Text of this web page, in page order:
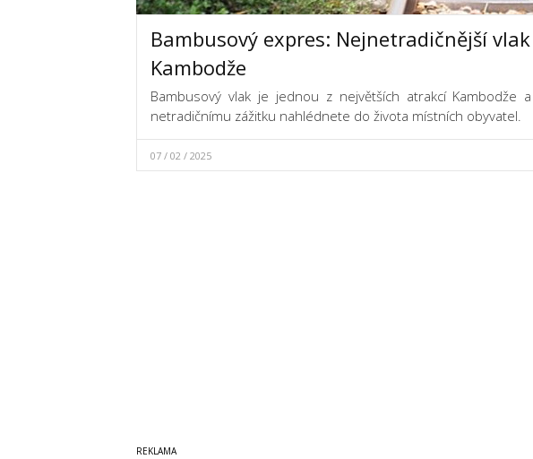
Bambusový expres: Nejnetradičnější
Kambodže
Bambusový vlak je jednou z největších atrakcí Kambodže
netradičnímu zážitku nahlédnete do života místních obyvatel.
07 / 02 / 2025